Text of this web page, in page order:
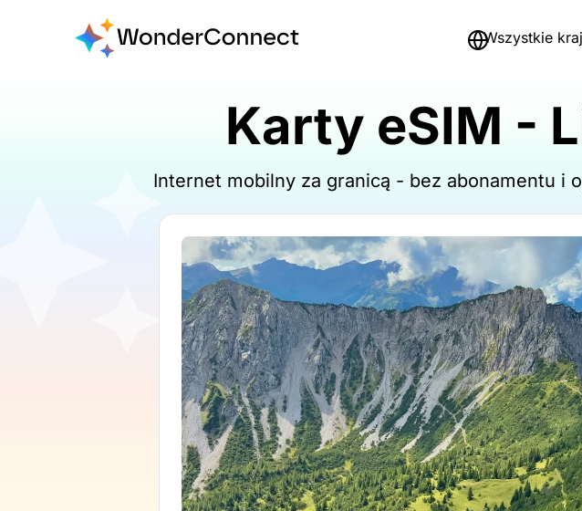
Wszystkie
Karty eSIM -
Internet mobilny za granicą - bez abonamentu i